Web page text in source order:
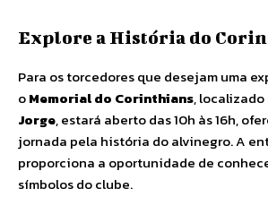
Explore a História do
Para os torcedores que desejam uma
oMemorial do Corinthians, localizado
Jorge, estará aberto das 10h às 16h,
jornada pela história do alvinegro. A
proporciona a oportunidade de
símbolos do clube.